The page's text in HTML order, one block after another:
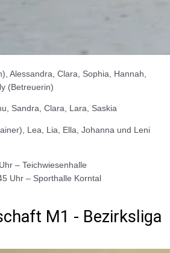
Alessandra, Clara, Sophia, Hannah,
(Betreuerin)
Sandra, Clara, Lara, Saskia
Lea, Lia, Ella, Johanna und Leni
– Teichwiesenhalle
Uhr – Sporthalle Korntal
M1 - Bezirksliga